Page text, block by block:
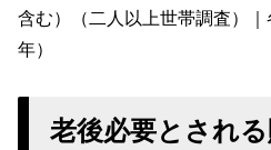
含む）（二人以上世帯調査）
年）
老後必要とされ